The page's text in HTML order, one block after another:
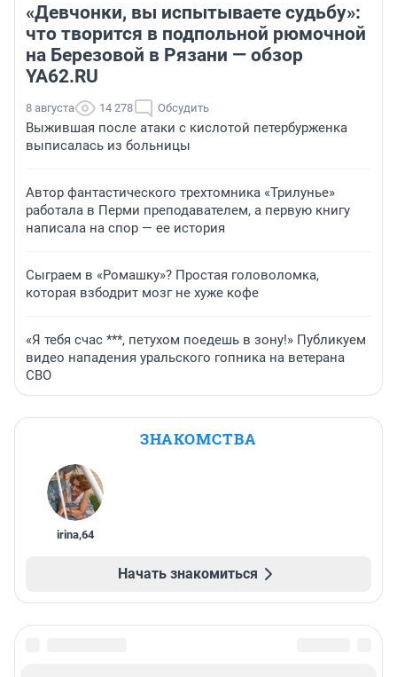
«Девчонки, вы испытываете судьбу»:
что творится в подпольной рюмочной
на Березовой в Рязани — обзор
YA62.RU
8 августа 14 278 Обсудить
Выжившая после атаки с кислотой петербурженка
выписалась из больницы
Автор фантастического трехтомника «Трилунье»
работала в Перми преподавателем, а первую книгу
написала на спор — ее история
Сыграем в «Ромашку»? Простая головоломка,
которая взбодрит мозг не хуже кофе
«Я тебя счас ***, петухом поедешь в зону!» Публикуем
видео нападения уральского гопника на ветерана
СВО
ЗНАКОМСТВА
irina,64
Начать знакомиться